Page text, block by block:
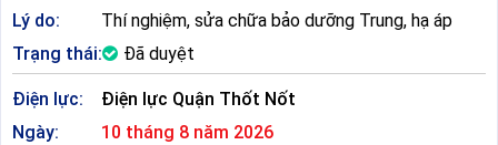
Lý do:
Thí nghiệm, sửa chữa bảo dưỡng Trung, hạ áp
Trạng thái:
Đã duyệt
Điện lực:
Điện lực Quận Thốt Nốt
Ngày:
10 tháng 8 năm 2026